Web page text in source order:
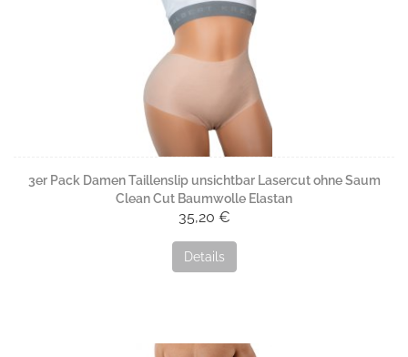
3er Pack Damen Taillenslip unsichtbar Lasercut ohne Saum
Clean Cut Baumwolle Elastan
35,20 €
Details